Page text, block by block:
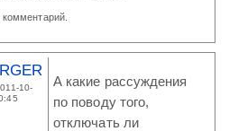
комментарий.
10-
А какие рассуждения
по поводу того,
отключать ли